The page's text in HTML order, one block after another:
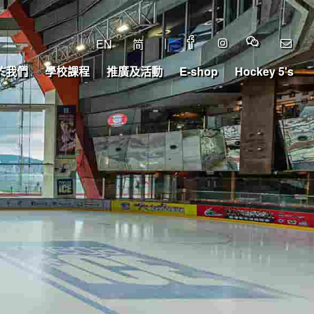
EN 简
|
我們
學校課程 推廣及活動 E-shop Hockey 5's